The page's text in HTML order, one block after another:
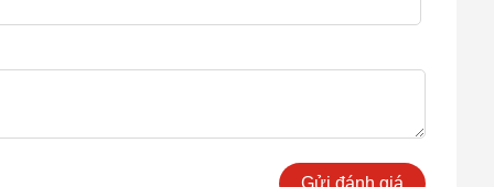
Gửi đánh giá